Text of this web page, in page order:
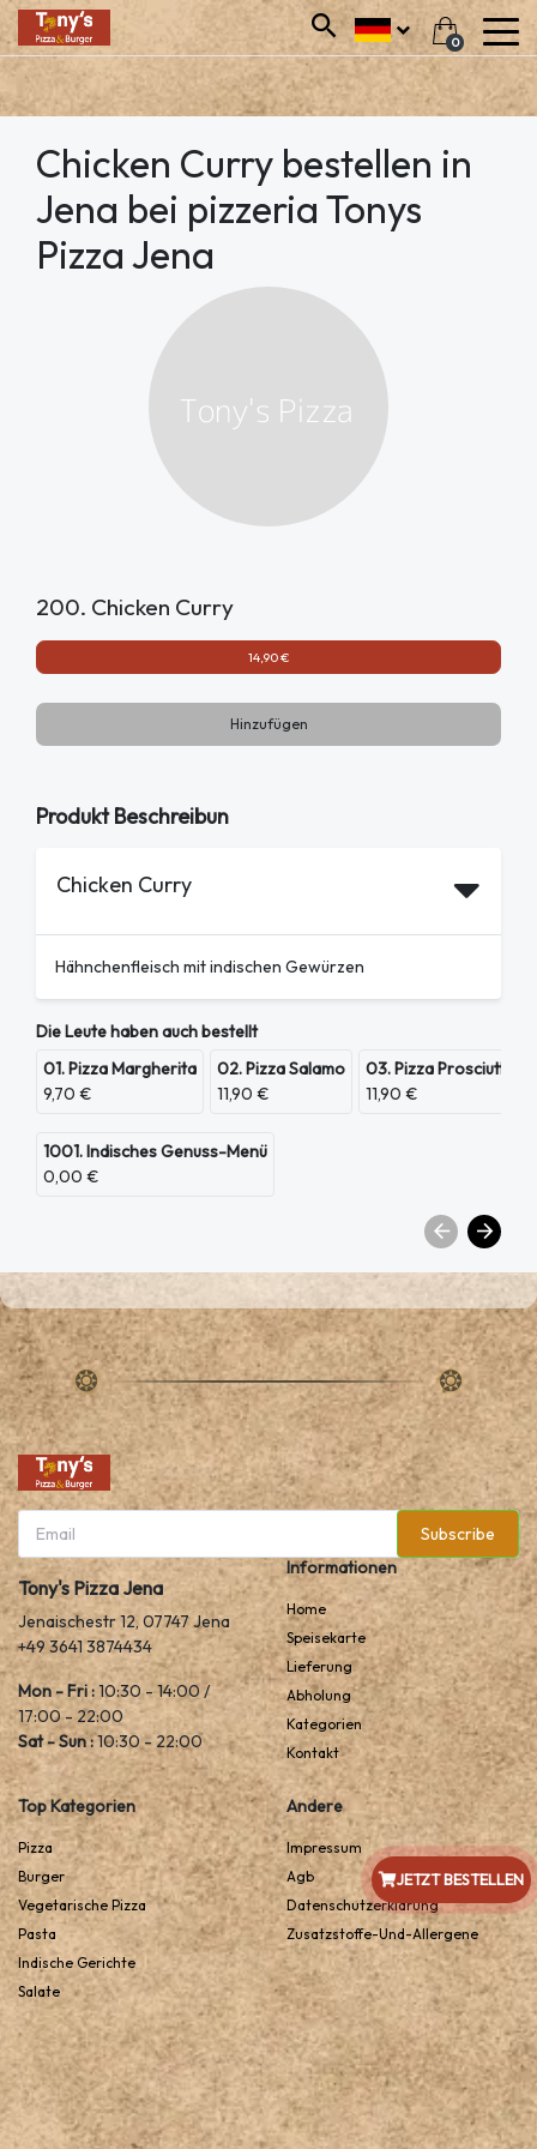
0
Chicken Curry bestellen in
Jena bei pizzeria Tonys
Pizza Jena
200. Chicken Curry
14,90 €
Hinzufügen
Produkt Beschreibun
Chicken Curry
Hähnchenfleisch mit indischen Gewürzen
Die Leute haben auch bestellt
01. Pizza Margherita
9,70 €
02. Pizza Salamo
11,90 €
03. Pizza Prosciutto
11,90 €
1001. Indisches Genuss-Menü
0,00 €
Subscribe
Tony's Pizza Jena
Jenaischestr 12, 07747 Jena
+49 3641 3874434
Mon - Fri :10:30 - 14:00 /
17:00 - 22:00
Sat - Sun :10:30 - 22:00
Informationen
Home
Speisekarte
Lieferung
Abholung
Kategorien
Kontakt
Top Kategorien
Pizza
Burger
Vegetarische Pizza
Pasta
Indische Gerichte
Salate
Andere
Impressum
Agb
Datenschutzerklarung
Zusatzstoffe-Und-Allergene
JETZT BESTELLEN